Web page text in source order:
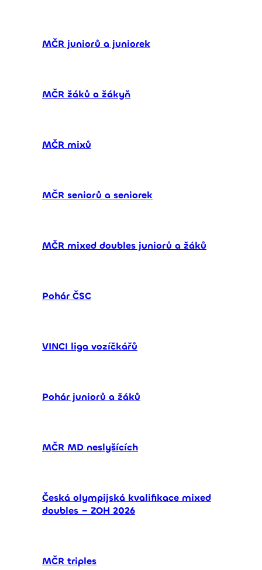
MČR juniorů a juniorek
MČR žáků a žákyň
MČR mixů
MČR seniorů a seniorek
MČR mixed doubles juniorů a žáků
Pohár ČSC
VINCI liga vozíčkářů
Pohár juniorů a žáků
MČR MD neslyšících
Česká olympijská kvalifikace mixed
doubles – ZOH 2026
MČR triples